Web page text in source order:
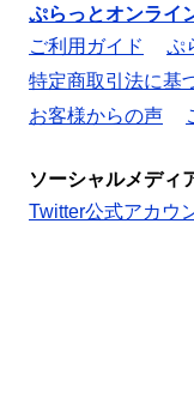
ぷらっとオンライ
ご利用ガイド
ぷ
特定商取引法に基
お客様からの声
ソーシャルメディ
Twitter公式アカウ